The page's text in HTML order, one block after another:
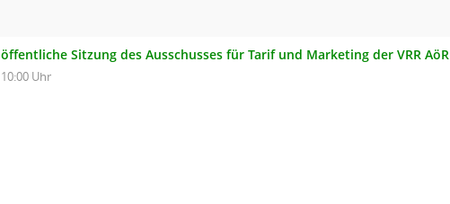
öffentliche Sitzung des Ausschusses für Tarif und Marketing der VRR AöR
10:00 Uhr